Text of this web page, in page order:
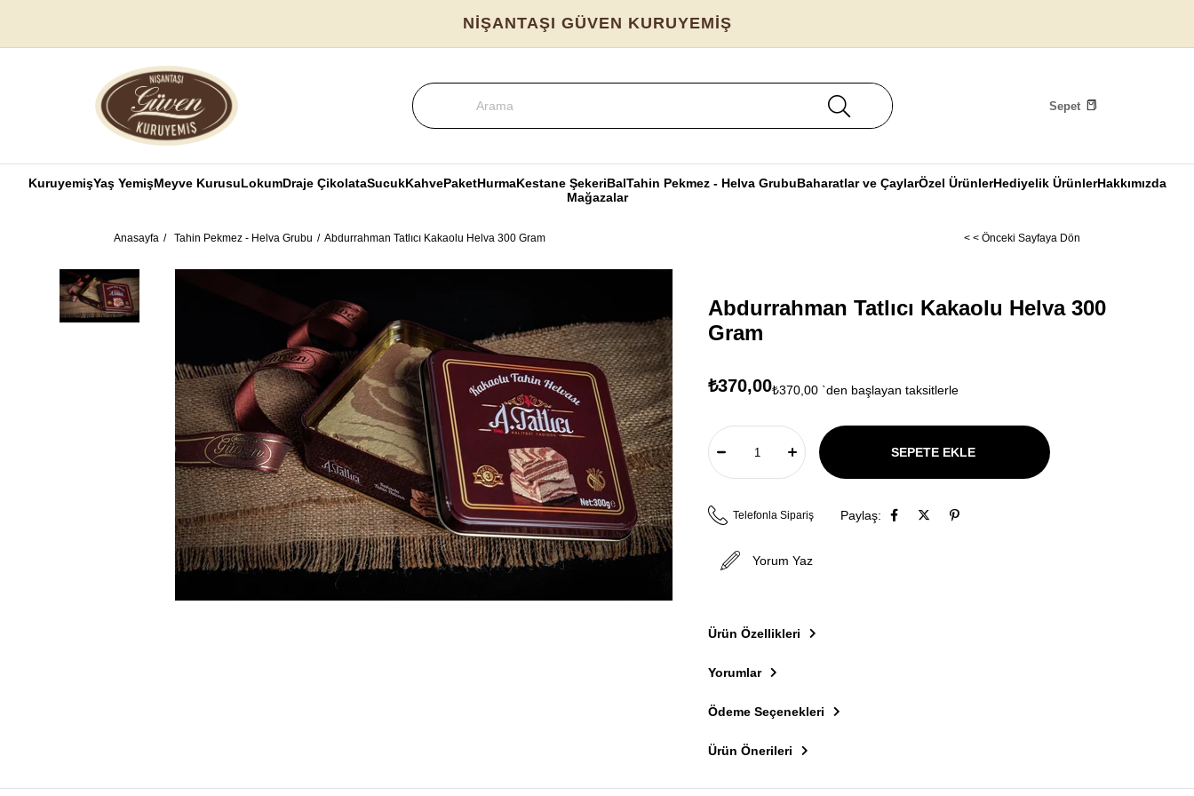
NİŞANTAŞI GÜVEN KURUYEMİŞ
Sepet
KuruyemişYaş YemişMeyve KurusuLokumDraje ÇikolataSucukKahvePaketHurmaKestane ŞekeriBalTahin Pekmez - Helva GrubuBaharatlar ve ÇaylarÖzel ÜrünlerHediyelik ÜrünlerHakkımızda
Mağazalar
Anasayfa Tahin Pekmez - Helva Grubu Abdurrahman Tatlıcı Kakaolu Helva 300 Gram < < Önceki Sayfaya Dön
Abdurrahman Tatlıcı Kakaolu Helva 300
Gram
₺370,00₺370,00 `den başlayan taksitlerle
Telefonla Sipariş Paylaş:
Yorum Yaz
Ürün Özellikleri
Yorumlar
Ödeme Seçenekleri
Ürün Önerileri